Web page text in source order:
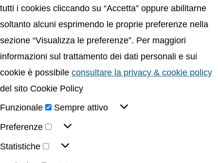
tutti i cookies cliccando su “Accetta” oppure abilitarne
soltanto alcuni esprimendo le proprie preferenze nella
sezione “Visualizza le preferenze”. Per maggiori
informazioni sul trattamento dei dati personali e sui
cookie è possibile consultare la privacy & cookie policy
del sito Cookie Policy
Funzionale
Sempre attivo
Preferenze
Statistiche